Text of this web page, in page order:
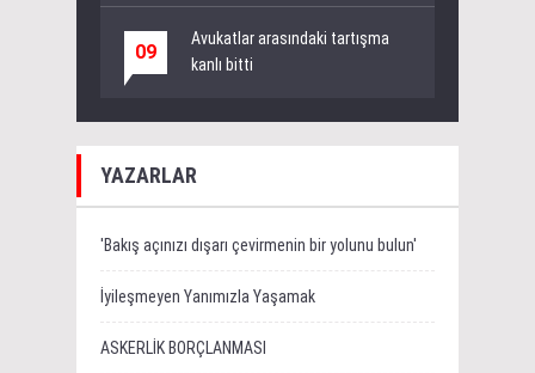
09
Avukatlar arasındaki tartışma
kanlı bitti
YAZARLAR
'Bakış açınızı dışarı çevirmenin bir yolunu bulun'
İyileşmeyen Yanımızla Yaşamak
ASKERLİK BORÇLANMASI